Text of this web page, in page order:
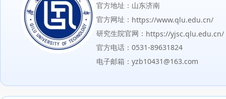
官方地址：山东济南
官方网址： https://www.qlu.edu.cn/
研究生院官网： https://yjsc.qlu.edu.cn/
官方电话：0531-89631824
电子邮箱：yzb10431@163.com